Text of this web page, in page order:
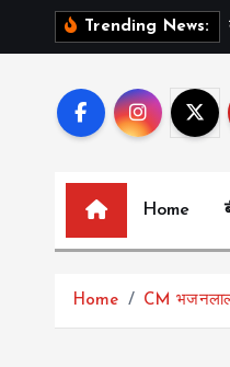
Trending News:
Home
Home CM